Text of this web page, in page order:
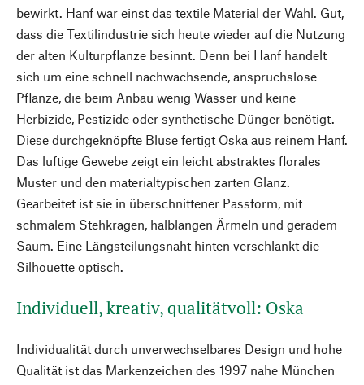
bewirkt. Hanf war einst das textile Material der Wahl. Gut,
dass die Textilindustrie sich heute wieder auf die Nutzung
der alten Kulturpflanze besinnt. Denn bei Hanf handelt
sich um eine schnell nachwachsende, anspruchslose
Pflanze, die beim Anbau wenig Wasser und keine
Herbizide, Pestizide oder synthetische Dünger benötigt.
Diese durchgeknöpfte Bluse fertigt Oska aus reinem Hanf.
Das luftige Gewebe zeigt ein leicht abstraktes florales
Muster und den materialtypischen zarten Glanz.
Gearbeitet ist sie in überschnittener Passform, mit
schmalem Stehkragen, halblangen Ärmeln und geradem
Saum. Eine Längsteilungsnaht hinten verschlankt die
Silhouette optisch.
Individuell, kreativ, qualitätvoll: Oska
Individualität durch unverwechselbares Design und hohe
Qualität ist das Markenzeichen des 1997 nahe München